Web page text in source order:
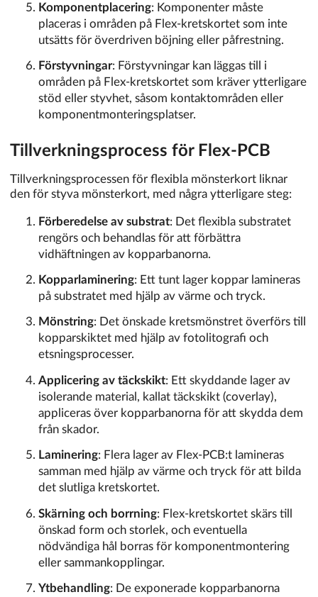
Komponentplacering: Komponenter måste
placeras i områden på Flex-kretskortet som inte
utsätts för överdriven böjning eller påfrestning.
Förstyvningar: Förstyvningar kan läggas till i
områden på Flex-kretskortet som kräver ytterligare
stöd eller styvhet, såsom kontaktområden eller
komponentmonteringsplatser.
Tillverkningsprocess för Flex-PCB
Tillverkningsprocessen för flexibla mönsterkort liknar
den för styva mönsterkort, med några ytterligare steg:
Förberedelse av substrat: Det flexibla substratet
rengörs och behandlas för att förbättra
vidhäftningen av kopparbanorna.
Kopparlaminering: Ett tunt lager koppar lamineras
på substratet med hjälp av värme och tryck.
Mönstring: Det önskade kretsmönstret överförs till
kopparskiktet med hjälp av fotolitografi och
etsningsprocesser.
Applicering av täckskikt: Ett skyddande lager av
isolerande material, kallat täckskikt (coverlay),
appliceras över kopparbanorna för att skydda dem
från skador.
Laminering: Flera lager av Flex-PCB:t lamineras
samman med hjälp av värme och tryck för att bilda
det slutliga kretskortet.
Skärning och borrning: Flex-kretskortet skärs till
önskad form och storlek, och eventuella
nödvändiga hål borras för komponentmontering
eller sammankopplingar.
Ytbehandling: De exponerade kopparbanorna